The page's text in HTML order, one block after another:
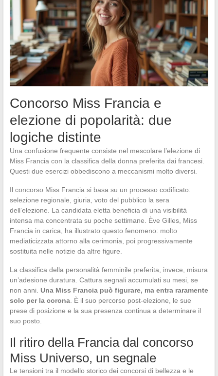
Concorso Miss Francia e
elezione di popolarità: due
logiche distinte
Una confusione frequente consiste nel mescolare l’elezione di
Miss Francia con la classifica della donna preferita dai francesi.
Questi due esercizi obbediscono a meccanismi molto diversi.
Il concorso Miss Francia si basa su un processo codificato:
selezione regionale, giuria, voto del pubblico la sera
dell’elezione. La candidata eletta beneficia di una visibilità
intensa ma concentrata su poche settimane. Ève Gilles, Miss
Francia in carica, ha illustrato questo fenomeno: molto
mediaticizzata attorno alla cerimonia, poi progressivamente
sostituita nelle notizie da altre figure.
La classifica della personalità femminile preferita, invece, misura
un’adesione duratura. Cattura segnali accumulati su mesi, se
non anni. Una Miss Francia può figurare, ma entra raramente
solo per la corona. È il suo percorso post-elezione, le sue
prese di posizione e la sua presenza continua a determinare il
suo posto.
Il ritiro della Francia dal concorso
Miss Universo, un segnale
Le tensioni tra il modello storico dei concorsi di bellezza e le